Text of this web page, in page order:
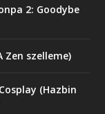
2: Goodybe
Zen szelleme)
(Hazbin